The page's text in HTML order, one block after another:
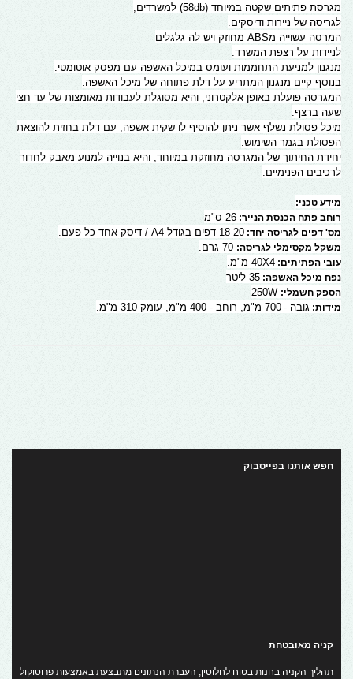
מגרסת פתיתים שקטה במיוחד (58db) למשרדים,
לגריסה של ניירות ודיסקים.
המרסה עשוייה מABS מחוזק ויש לה גלגלים
לניידות על רצפת המשרד.
מנגנון למניעת התחממות ועומס במיכל האשפה עם מפסק אוטומטי.
בנוסף קיים מנגנון המתריע על דלת פתוחה של מיכל האשפה.
המגרסה פועלת באופן אלקטרוני, והיא מסוגלת לעבודות מאומצות של עד חצי
שעה ברצף.
מיכל פסולת נשלף אשר ניתן להוסיף לו שקית אשפה, עם דלת בחזית להוצאת
הפסולת בגמר השימוש.
יחידת החיתוך של המגרסה מחוזקת במיוחד, והיא בנוייה למנוע מאבק לחדור
לרכיבים הפנימיים.
מידע טכני:
רוחב פתח הכנסת הנייר: 26 ס"מ
מס' דפים לגריסה יחד: 18-20 דפים בגודל A4 / דיסק אחד כל פעם.
משקל מקסימלי לגריסה:
עובי הפתיתים: 40X4 מ"מ.
נפח מיכל האשפה: 35 ליטר
הספק חשמלי:
מידות: גובה - 700 מ"מ, רוחב - 400 מ"מ, עומק 310 מ"מ.
חפש אותנו בפייסבוק
קניה מאובטחת
תהליך הקניה בחנות בטוח לחלוטין, העברת הנתונים מתבצעת באמצעות פרוטוקול